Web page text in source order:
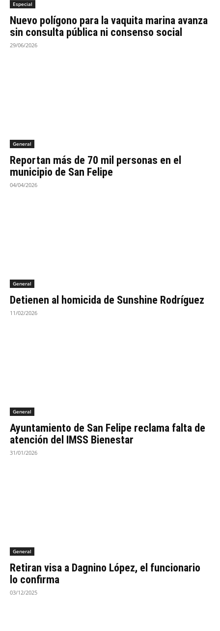
Especial
Nuevo polígono para la vaquita marina avanza
sin consulta pública ni consenso social
29/06/2026
General
Reportan más de 70 mil personas en el
municipio de San Felipe
04/04/2026
General
Detienen al homicida de Sunshine Rodríguez
11/02/2026
General
Ayuntamiento de San Felipe reclama falta de
atención del IMSS Bienestar
31/01/2026
General
Retiran visa a Dagnino López, el funcionario
lo confirma
03/12/2025